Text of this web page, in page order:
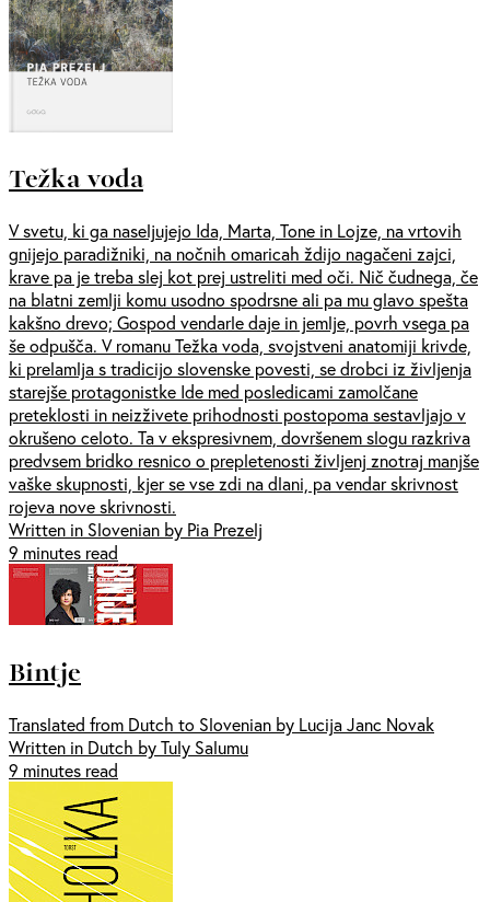
Težka voda
V svetu, ki ga naseljujejo Ida, Marta, Tone in Lojze, na vrtovih
gnijejo paradižniki, na nočnih omaricah ždijo nagačeni zajci,
krave pa je treba slej kot prej ustreliti med oči. Nič čudnega, če
na blatni zemlji komu usodno spodrsne ali pa mu glavo spešta
kakšno drevo; Gospod vendarle daje in jemlje, povrh vsega pa
še odpušča. V romanu Težka voda, svojstveni anatomiji krivde,
ki prelamlja s tradicijo slovenske povesti, se drobci iz življenja
starejše protagonistke Ide med posledicami zamolčane
preteklosti in neizživete prihodnosti postopoma sestavljajo v
okrušeno celoto. Ta v ekspresivnem, dovršenem slogu razkriva
predvsem bridko resnico o prepletenosti življenj znotraj manjše
vaške skupnosti, kjer se vse zdi na dlani, pa vendar skrivnost
rojeva nove skrivnosti.
Written in Slovenian by Pia Prezelj
9 minutes read
Bintje
Translated from Dutch to Slovenian by Lucija Janc Novak
Written in Dutch by Tuly Salumu
9 minutes read